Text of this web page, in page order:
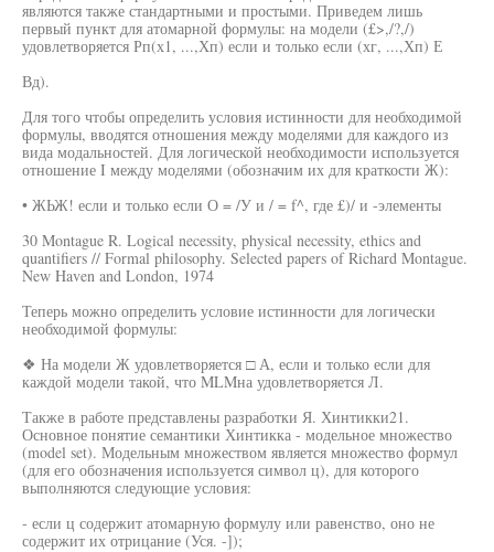
являются также стандартными и простыми. Приведем лишь
первый пункт для атомарной формулы: на модели (£>,/?,/)
удовлетворяется Рп(х1, ...,Хп) если и только если (хг, ...,Хп) Е
Вд).
Для того чтобы определить условия истинности для необходимой
формулы, вводятся отношения между моделями для каждого из
вида модальностей. Для логической необходимости используется
отношение I между моделями (обозначим их для краткости Ж):
• ЖЬЖ! если и только если О = /У и / = f^, где £)/ и -элементы
30 Montague R. Logical necessity, physical necessity, ethics and
quantifiers // Formal philosophy. Selected papers of Richard Montague.
New Haven and London, 1974
Теперь можно определить условие истинности для логически
необходимой формулы:
❖ На модели Ж удовлетворяется □ А, если и только если для
каждой модели такой, что MLMна удовлетворяется Л.
Также в работе представлены разработки Я. Хинтикки21.
Основное понятие семантики Хинтикка - модельное множество
(model set). Модельным множеством является множество формул
(для его обозначения используется символ ц), для которого
выполняются следующие условия:
- если ц содержит атомарную формулу или равенство, оно не
содержит их отрицание (Уся. -]);